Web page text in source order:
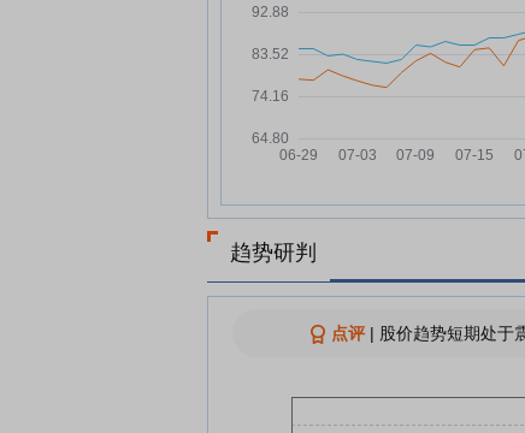
金山办公：融资净偿还
元，融资余额48.47亿元
08-04
首次参展ChinaJoy，金山上
期主线？十大券商策略来了
件、机器人和汽车为何而来？
趋势研判
点评| 股价趋势短期处于